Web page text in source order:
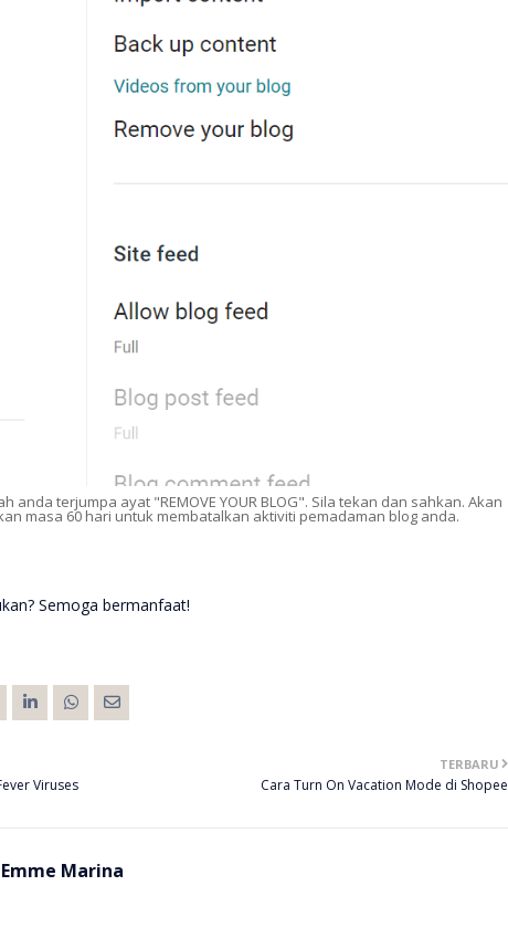
anda terjumpa ayat "REMOVE YOUR BLOG". Sila tekan dan sahkan. Akan
masa 60 hari untuk membatalkan aktiviti pemadaman blog anda.
Semoga bermanfaat!
TERBARU
Cara Turn On Vacation Mode di Shopee
Viruses
Emme Marina